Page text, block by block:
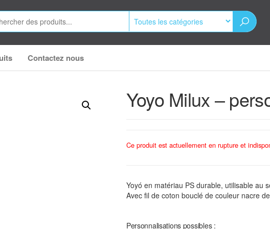
Contactez nous
Yoyo Milux –
Ce produit est actuellement en rupture et
Yoyó en matériau PS durable, utilisable au
Avec fil de coton bouclé de couleur nacre
Personnalisations possibles :